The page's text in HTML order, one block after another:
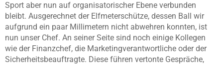
Sport aber nun auf organisatorischer Ebene verbunden
bleibt. Ausgerechnet der Elfmeterschütze, dessen Ball wir
aufgrund ein paar Millimetern nicht abwehren konnten, ist
nun unser Chef. An seiner Seite sind noch einige Kollegen
wie der Finanzchef, die Marketingverantwortliche oder der
Sicherheitsbeauftragte. Diese führen vertonte Gespräche,